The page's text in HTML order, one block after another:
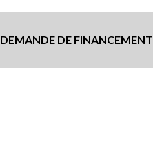
DEMANDE DE FINANCEMENT